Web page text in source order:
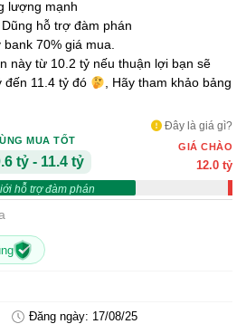
lượng mạnh
hỗ trợ đàm phán
70% giá mua.
này từ 10.2 tỷ nếu thuận lợi bạn sẽ
đến 11.4 tỷ đó
, Hãy tham khảo bảng
Đây là giá gì?
MUA TỐT
tỷ - 11.4 tỷ
hỗ trợ đàm phán
GIÁ CHÀO
12.0 tỷ
Đăng ngày: 17/08/25